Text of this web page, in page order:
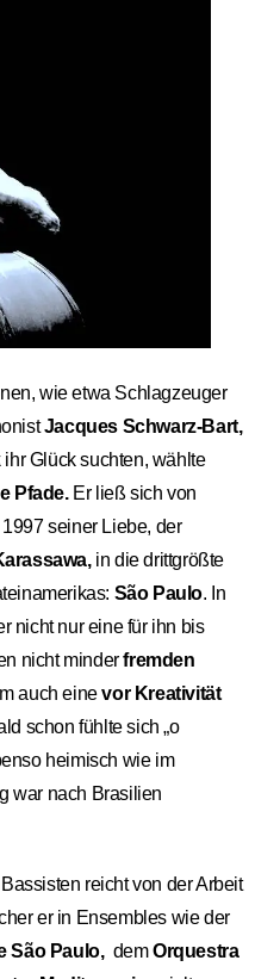
wie etwa Schlagzeuger
Jacques Schwarz-Bart,
ihr Glück suchten, wählte
Pfade.Er ließ sich von
seiner Liebe, der
in die drittgrößte
São Paulo. In
nicht nur eine für ihn bis
nicht minderfremden
auch einevor Kreativität
schon fühlte sich „o
heimisch wie im
war nach Brasilien
reicht von der Arbeit
er in Ensembles wie der
São Paulo,demOrquestra